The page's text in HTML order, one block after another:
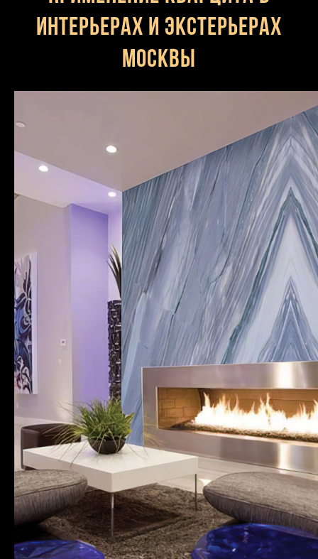
интерьерах и экстерьерах
Москвы